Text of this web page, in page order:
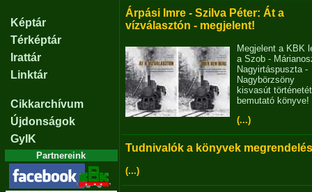
Képtár
Térképtár
Irattár
Linktár
Cikkarchívum
Újdonságok
GyIK
Partnereink
Árpási Imre - Szilva Péter: Át a
vízválasztón - megjelent!
Megjelent a KBK
a Szob -
Nagyirtáspuszta -
Nagybörzsöny
kisvasút történetét
bemutató könyve!
(...)
Tudnivalók a könyvek
(...)